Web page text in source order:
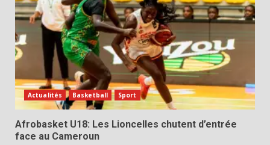
Actualités Basketball Sport
Afrobasket U18: Les Lioncelles chutent d’entrée
face au Cameroun